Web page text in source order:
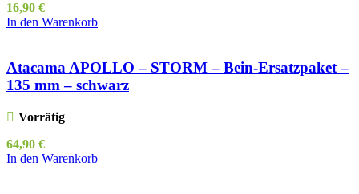
16,90 €
In den Warenkorb
Atacama APOLLO – STORM – Bein-Ersatzpaket –
135 mm – schwarz
Vorrätig
64,90 €
In den Warenkorb